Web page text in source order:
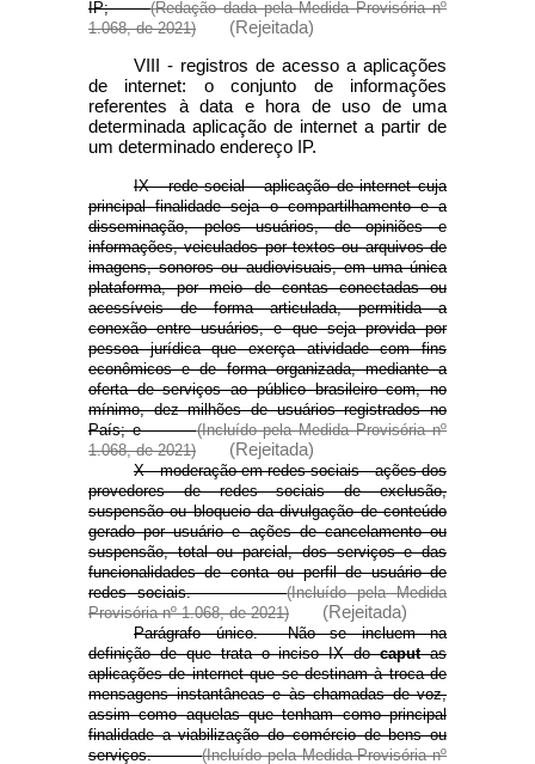
IP;(Redação dada pela Medida Provisória nº
1.068, de 2021)
(Rejeitada)
VIII - registros de acesso a aplicações
de internet: o conjunto de informações
referentes à data e hora de uso de uma
determinada aplicação de internet a partir de
um determinado endereço IP.
IX - rede social - aplicação de internet cuja
principal finalidade seja o compartilhamento e a
disseminação, pelos usuários, de opiniões e
informações, veiculados por textos ou arquivos de
imagens, sonoros ou audiovisuais, em uma única
plataforma, por meio de contas conectadas ou
acessíveis de forma articulada, permitida a
conexão entre usuários, e que seja provida por
pessoa jurídica que exerça atividade com fins
econômicos e de forma organizada, mediante a
oferta de serviços ao público brasileiro com, no
mínimo, dez milhões de usuários registrados no
País; e(Incluído pela Medida Provisória nº
1.068, de 2021)
(Rejeitada)
X - moderação em redes sociais - ações dos
provedores de redes sociais de exclusão,
suspensão ou bloqueio da divulgação de conteúdo
gerado por usuário e ações de cancelamento ou
suspensão, total ou parcial, dos serviços e das
funcionalidades de conta ou perfil de usuário de
redes sociais.(Incluído pela Medida
Provisória nº 1.068, de 2021)
(Rejeitada)
Parágrafo único. Não se incluem na
definição de que trata o inciso IX docaputas
aplicações de internet que se destinam à troca de
mensagens instantâneas e às chamadas de voz,
assim como aquelas que tenham como principal
finalidade a viabilização do comércio de bens ou
serviços.(Incluído pela Medida Provisória nº